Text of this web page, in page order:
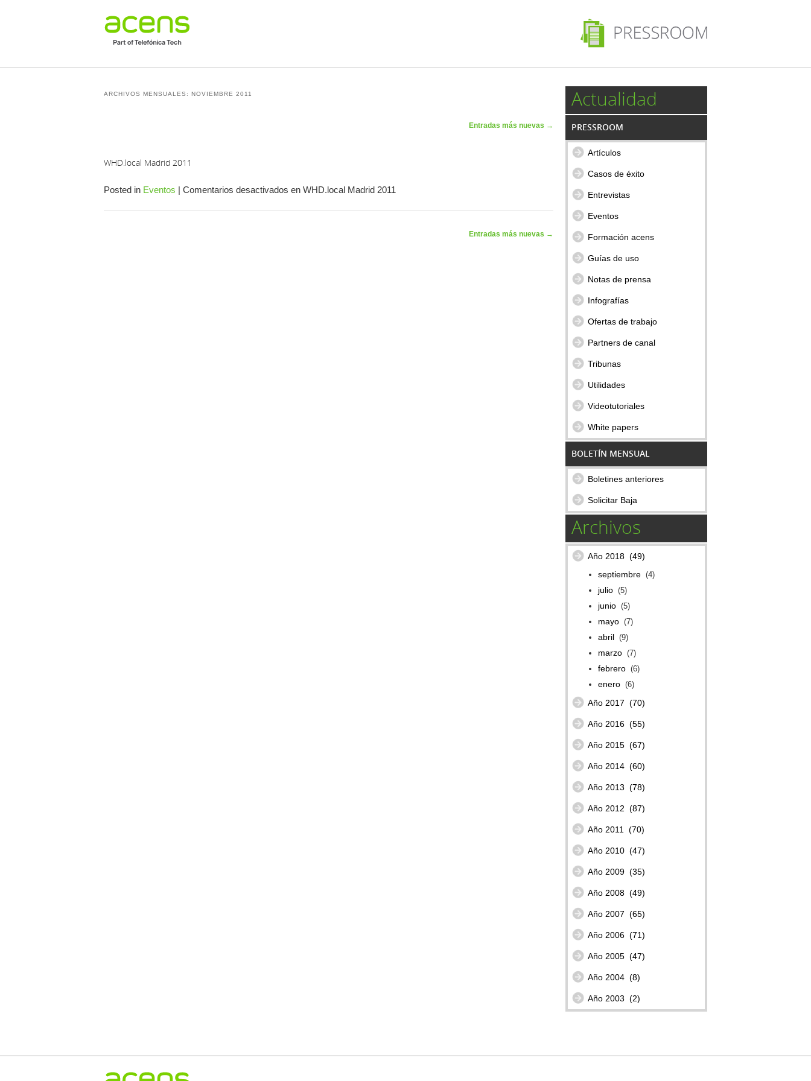
ARCHIVOS MENSUALES: NOVIEMBRE 2011
Entradas más nuevas →
WHD.local Madrid 2011
Posted in Eventos | Comentarios desactivados en WHD.local Madrid 2011
Entradas más nuevas →
Actualidad
PRESSROOM
Artículos
Casos de éxito
Entrevistas
Eventos
Formación acens
Guías de uso
Notas de prensa
Infografías
Ofertas de trabajo
Partners de canal
Tribunas
Utilidades
Videotutoriales
White papers
BOLETÍN MENSUAL
Boletines anteriores
Solicitar Baja
Archivos
Año 2018 (49)
septiembre (4)
julio (5)
junio (5)
mayo (7)
abril (9)
marzo (7)
febrero (6)
enero (6)
Año 2017 (70)
Año 2016 (55)
Año 2015 (67)
Año 2014 (60)
Año 2013 (78)
Año 2012 (87)
Año 2011 (70)
Año 2010 (47)
Año 2009 (35)
Año 2008 (49)
Año 2007 (65)
Año 2006 (71)
Año 2005 (47)
Año 2004 (8)
Año 2003 (2)